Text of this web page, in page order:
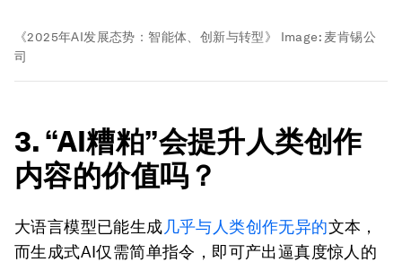
《2025年AI发展态势：智能体、创新与转型》 Image: 麦肯锡公
司
3. “AI糟粕”会提升人类创作
内容的价值吗？
大语言模型已能生成几乎与人类创作无异的文本，
而生成式AI仅需简单指令，即可产出逼真度惊人的